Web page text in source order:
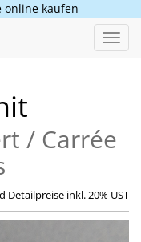
online kaufen
/ Carrée
Detailpreise inkl. 20% UST